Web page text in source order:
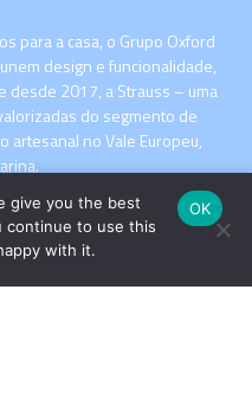
para a casa, o Grupo Oxford
design e funcionalidade,
desde 2017, a Strauss – uma
do segmento de
artesanal no Vale Europeu,
give you the best
continue to use this
with it.
OK